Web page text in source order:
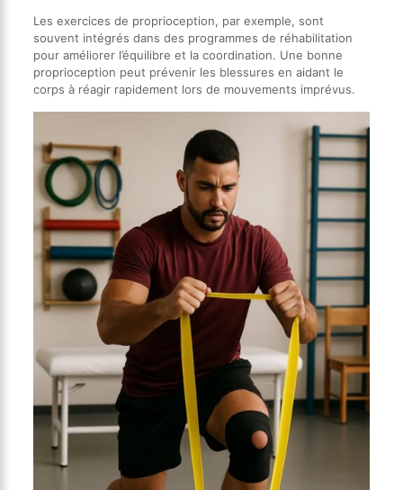
Les exercices de proprioception, par exemple, sont
souvent intégrés dans des programmes de réhabilitation
pour améliorer l’équilibre et la coordination. Une bonne
proprioception peut prévenir les blessures en aidant le
corps à réagir rapidement lors de mouvements imprévus.